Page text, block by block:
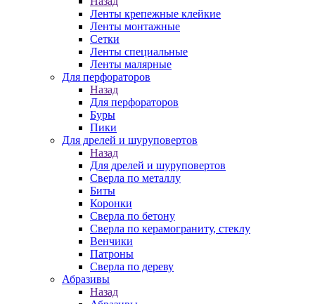
Ленты крепежные клейкие
Ленты монтажные
Сетки
Ленты специальные
Ленты малярные
Для перфораторов
Назад
Для перфораторов
Буры
Пики
Для дрелей и шуруповертов
Назад
Для дрелей и шуруповертов
Сверла по металлу
Биты
Коронки
Сверла по бетону
Сверла по керамограниту, стеклу
Венчики
Патроны
Сверла по дереву
Абразивы
Назад